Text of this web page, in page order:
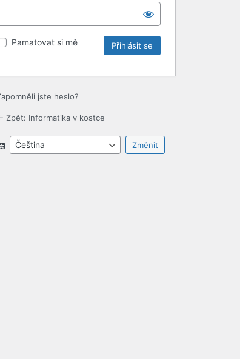
Pamatovat si mě
jste heslo?
Zpět: Informatika v kostce
Jazyky